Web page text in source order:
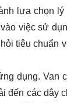
lựa chọn
việc sử
tiêu chuẩn
dụng. Van
đến các dây